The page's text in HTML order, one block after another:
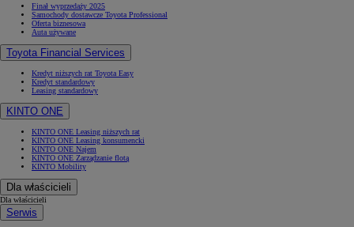
Finał wyprzedaży 2025
Samochody dostawcze Toyota Professional
Oferta biznesowa
Auta używane
Toyota Financial Services
Kredyt niższych rat Toyota Easy
Kredyt standardowy
Leasing standardowy
KINTO ONE
KINTO ONE Leasing niższych rat
KINTO ONE Leasing konsumencki
KINTO ONE Najem
KINTO ONE Zarządzanie flotą
KINTO Mobility
Dla właścicieli
Dla właścicieli
Serwis